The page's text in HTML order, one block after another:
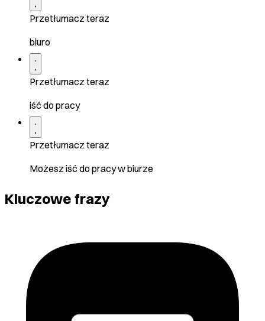
Przetłumacz teraz
biuro
Przetłumacz teraz
iść do pracy
Przetłumacz teraz
Możesz iść do pracy w biurze
Kluczowe frazy